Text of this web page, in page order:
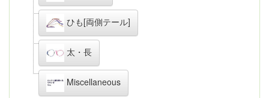
ひも[両側テール]
太・長
Miscellaneous